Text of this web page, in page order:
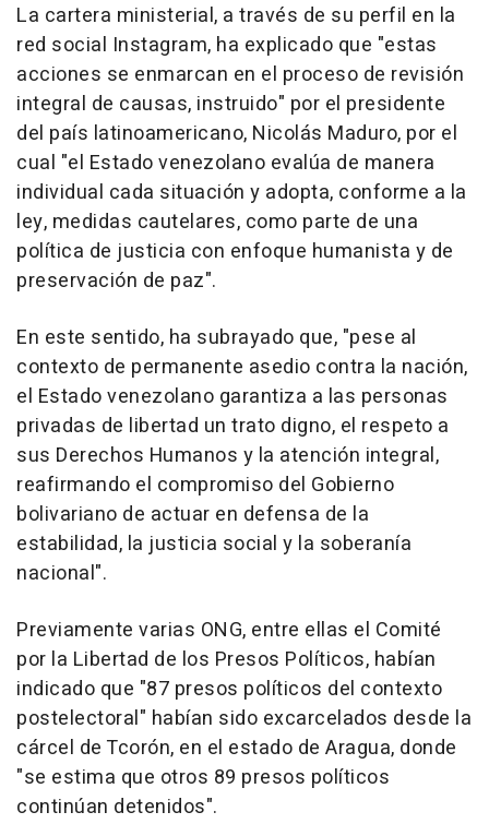
La cartera ministerial, a través de su perfil en la
red social Instagram, ha explicado que "estas
acciones se enmarcan en el proceso de revisión
integral de causas, instruido" por el presidente
del país latinoamericano, Nicolás Maduro, por el
cual "el Estado venezolano evalúa de manera
individual cada situación y adopta, conforme a la
ley, medidas cautelares, como parte de una
política de justicia con enfoque humanista y de
preservación de paz".
En este sentido, ha subrayado que, "pese al
contexto de permanente asedio contra la nación,
el Estado venezolano garantiza a las personas
privadas de libertad un trato digno, el respeto a
sus Derechos Humanos y la atención integral,
reafirmando el compromiso del Gobierno
bolivariano de actuar en defensa de la
estabilidad, la justicia social y la soberanía
nacional".
Previamente varias ONG, entre ellas el Comité
por la Libertad de los Presos Políticos, habían
indicado que "87 presos políticos del contexto
postelectoral" habían sido excarcelados desde la
cárcel de Tcorón, en el estado de Aragua, donde
"se estima que otros 89 presos políticos
continúan detenidos".